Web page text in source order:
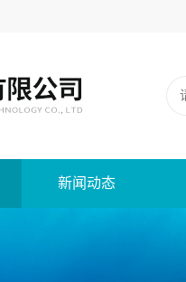
新闻动态